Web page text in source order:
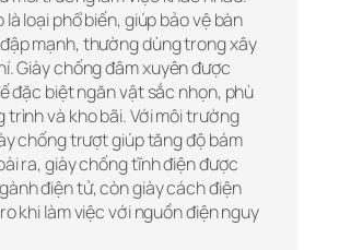
là loại phổ biến, giúp bảo vệ bàn
mạnh, thường dùng trong xây
Giày chống đâm xuyên được
đặc biệt ngăn vật sắc nhọn, phù
trình và kho bãi. Với môi trường
chống trượt giúp tăng độ bám
ra, giày chống tĩnh điện được
điện tử, còn giày cách điện
khi làm việc với nguồn điện nguy